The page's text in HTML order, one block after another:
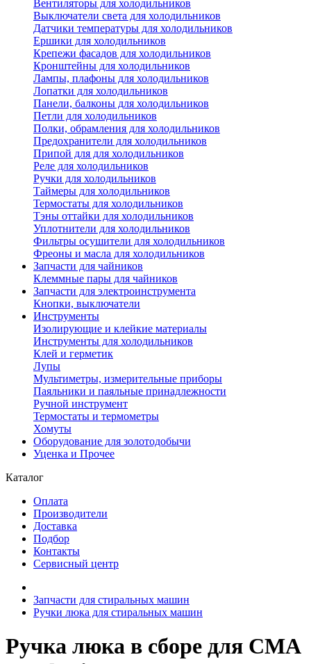
Вентиляторы для холодильников
Выключатели света для холодильников
Датчики температуры для холодильников
Ершики для холодильников
Крепежи фасадов для холодильников
Кронштейны для холодильников
Лампы, плафоны для холодильников
Лопатки для холодильников
Панели, балконы для холодильников
Петли для холодильников
Полки, обрамления для холодильников
Предохранители для холодильников
Припой для для холодильников
Реле для холодильников
Ручки для холодильников
Таймеры для холодильников
Термостаты для холодильников
Тэны оттайки для холодильников
Уплотнители для холодильников
Фильтры осушители для холодильников
Фреоны и масла для холодильников
Запчасти для чайников
Клеммные пары для чайников
Запчасти для электроинструмента
Кнопки, выключатели
Инструменты
Изолирующие и клейкие материалы
Инструменты для холодильников
Клей и герметик
Лупы
Мультиметры, измерительные приборы
Паяльники и паяльные принадлежности
Ручной инструмент
Термостаты и термометры
Хомуты
Оборудование для золотодобычи
Уценка и Прочее
Каталог
Оплата
Производители
Доставка
Подбор
Контакты
Сервисный центр
Запчасти для стиральных машин
Ручки люка для стиральных машин
Ручка люка в сборе для СМА